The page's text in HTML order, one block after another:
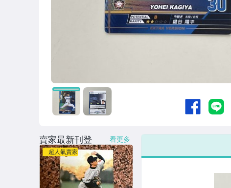
賣家最新刊登 看更多
超人氣賣家